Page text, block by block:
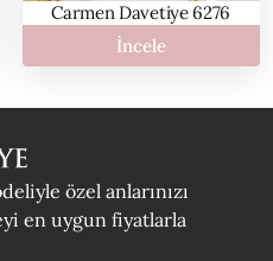
Carmen Davetiye 6276
İncele
özel anlarınızı
en uygun fiyatlarla